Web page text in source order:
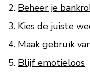
Beheer je
Kies de juiste
Maak gebruik
Blijf emotieloos